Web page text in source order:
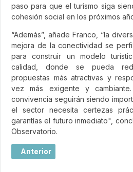
paso para que el turismo siga
cohesión social en los próximos
“Además”, añade Franco, “la
mejora de la conectividad se
para construir un modelo
calidad, donde se pueda
propuestas más atractivas y
vez más exigente y
convivencia seguirán siendo
el sector necesita certezas
garantías el futuro inmediato",
Observatorio.
Artículo anterior: CEAV
Anterior